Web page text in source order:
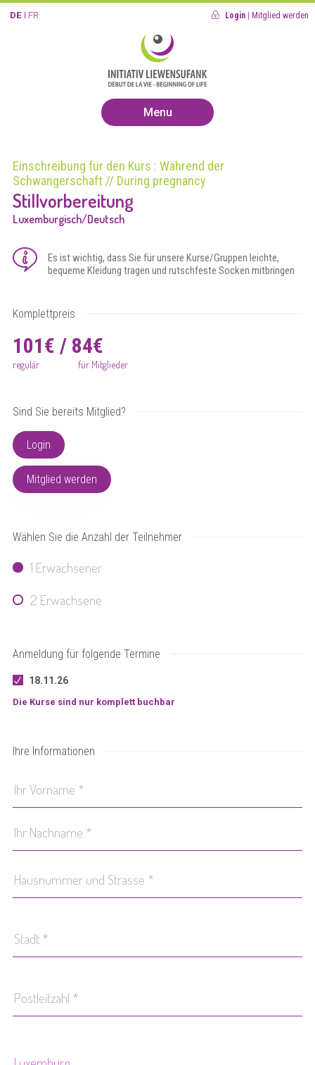
DE FR Login Mitglied werden
Menu
Einschreibung für den Kurs : Während der
Schwangerschaft // During pregnancy
Stillvorbereitung
Luxemburgisch/Deutsch
Es ist wichtig, dass Sie für unsere Kurse/Gruppen leichte,
bequeme Kleidung tragen und rutschfeste Socken mitbringen
Komplettpreis
101€ / 84€
regulär für Mitglieder
Sind Sie bereits Mitglied?
Login
Mitglied werden
Wählen Sie die Anzahl der Teilnehmer
1 Erwachsener
2 Erwachsene
Anmeldung für folgende Termine
18.11.26
Die Kurse sind nur komplett buchbar
Ihre Informationen